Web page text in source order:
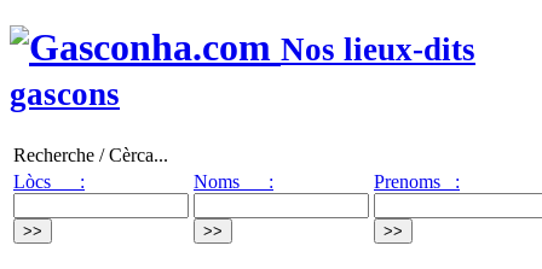
Nos lieux-dits
gascons
Recherche / Cèrca...
Lòcs :
Noms : Prenoms :